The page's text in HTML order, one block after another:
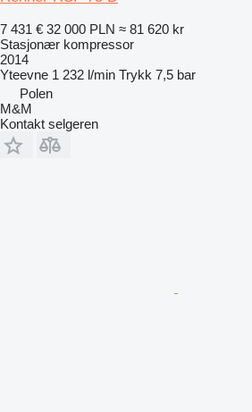
7 431 € 32 000 PLN ≈ 81 620 kr
Stasjonær kompressor
2014
Yteevne 1 232 l/min Trykk 7,5 bar
Polen
M&M
Kontakt selgeren